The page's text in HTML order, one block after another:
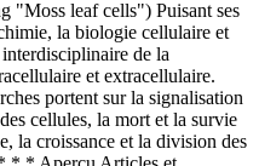
"Moss leaf cells") Puisant ses
la biologie cellulaire et
de la
et extracellulaire.
portent sur la signalisation
cellules, la mort et la survie
la croissance et la division des